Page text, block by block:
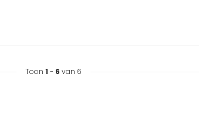
Toon 1 - 6 van 6